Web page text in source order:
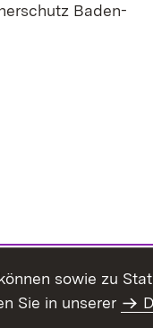
Baden-
sowie zu
Sie in unserer